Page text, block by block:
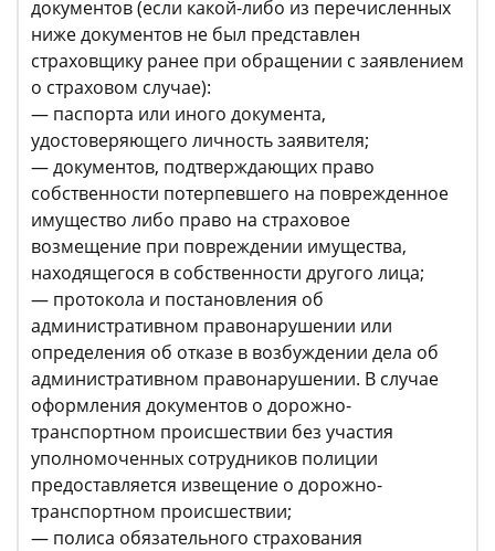
документов (если какой-либо из перечисленных
ниже документов не был представлен
страховщику ранее при обращении с заявлением
о страховом случае):
— паспорта или иного документа,
удостоверяющего личность заявителя;
— документов, подтверждающих право
собственности потерпевшего на поврежденное
имущество либо право на страховое
возмещение при повреждении имущества,
находящегося в собственности другого лица;
— протокола и постановления об
административном правонарушении или
определения об отказе в возбуждении дела об
административном правонарушении. В случае
оформления документов о дорожно-
транспортном происшествии без участия
уполномоченных сотрудников полиции
предоставляется извещение о дорожно-
транспортном происшествии;
— полиса обязательного страхования